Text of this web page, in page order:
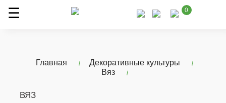
0
Главная
Декоративные культуры
Вяз
ВЯЗ